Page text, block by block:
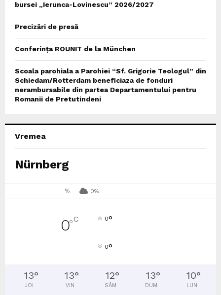
bursei „Ierunca-Lovinescu” 2026/2027
Precizări de presă
Conferința ROUNIT de la München
Scoala parohiala a Parohiei “Sf. Grigorie Teologul” din
Schiedam/Rotterdam beneficiaza de fonduri
nerambursabile din partea Departamentului pentru
Romanii de Pretutindeni
Vremea
Nürnberg
% 0%
0°C 0°
0°
13°
JOI
13°
VIN
12°
SÂM
13°
DUM
10°
LUN